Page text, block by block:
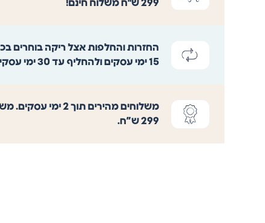
299 ש"ח משלוח חינם!
החזרות והחלפותאצל ריקה בוחרים
15 ימי עסקים ולהחליף עד 30 ימי עסקים.
משלוחים מהירים
תוך 2 ימי
299 ש”ח.